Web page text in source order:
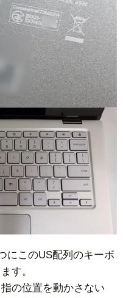
にこのUS配列のキーボ
す。
の位置を動かさない